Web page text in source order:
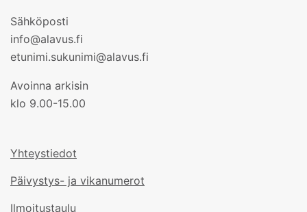
Sähköposti
info@alavus.fi
etunimi.sukunimi@alavus.fi
Avoinna arkisin
klo 9.00-15.00
Yhteystiedot
Päivystys- ja vikanumerot
Ilmoitustaulu